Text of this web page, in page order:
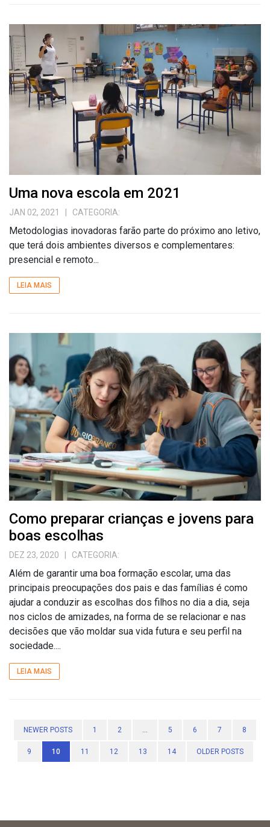
Uma nova escola em 2021
JAN 02, 2021 | CATEGORIA:
Metodologias inovadoras farão parte do próximo ano letivo,
que terá dois ambientes diversos e complementares:
presencial e remoto...
LEIA MAIS
Como preparar crianças e jovens para
boas escolhas
DEZ 23, 2020 | CATEGORIA:
Além de garantir uma boa formação escolar, uma das
principais preocupações dos pais e das famílias é como
ajudar a conduzir as escolhas dos filhos no dia a dia, seja
nos ciclos de amizades, na forma de se relacionar e nas
decisões que vão moldar sua vida futura e seu perfil na
sociedade....
LEIA MAIS
NEWER POSTS 1 2 ... 5 6 7 8
9 10 11 12 13 14 OLDER POSTS